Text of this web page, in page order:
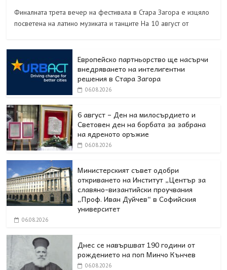
Финалната трета вечер на фестивала в Стара Загора е изцяло
посветена на латино музиката и танците На 10 август от
Европейско партньорство ще насърчи
внедряването на интелигентни
решения в Стара Загора
06.08.2026
6 август – Ден на милосърдието и
Световен ден на борбата за забрана
на ядреното оръжие
06.08.2026
Министерският съвет одобри
откриването на Институт „Център за
славяно-византийски проучвания
„Проф. Иван Дуйчев“ в Софийския
университет
06.08.2026
Днес се навършват 190 години от
рождението на поп Минчо Кънчев
06.08.2026